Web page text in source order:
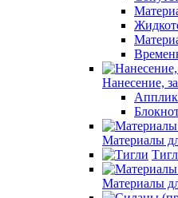
Нанесение,
Материалы
Материалы